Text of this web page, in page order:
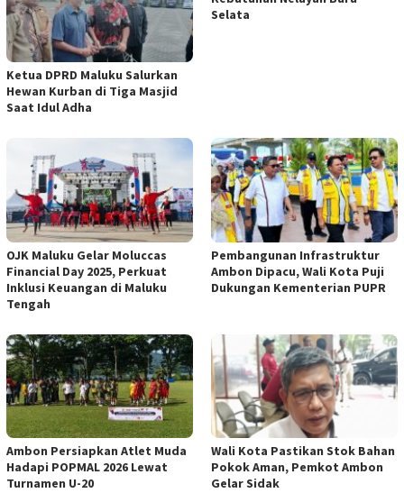
Ketua DPRD Maluku Salurkan
Hewan Kurban di Tiga Masjid
Saat Idul Adha
Selata
OJK Maluku Gelar Moluccas
Financial Day 2025, Perkuat
Inklusi Keuangan di Maluku
Tengah
Pembangunan Infrastruktur
Ambon Dipacu, Wali Kota Puji
Dukungan Kementerian PUPR
Ambon Persiapkan Atlet Muda
Hadapi POPMAL 2026 Lewat
Turnamen U-20
Wali Kota Pastikan Stok Bahan
Pokok Aman, Pemkot Ambon
Gelar Sidak